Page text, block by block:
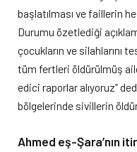
başlatılması ve faillerin
Durumu özetlediği
çocukların ve silahlarını
tüm fertleri öldürülmüş
edici raporlar alıyoruz”
bölgelerinde sivillerin
Ahmed eş-Şara’nın